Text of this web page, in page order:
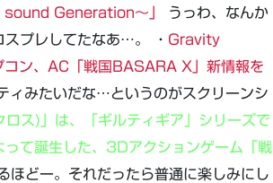
Generation～」
うっわ、なんか
プレしてたなあ…。 ・ Gravity
コン、AC「戦国BASARA X」新情報を
ィみたいだな…というのがスクリーンシ
ス)」は、「ギルティギア」シリーズで
て誕生した、3Dアクションゲーム「戦
ほどー。それだったら普通に楽しみにし